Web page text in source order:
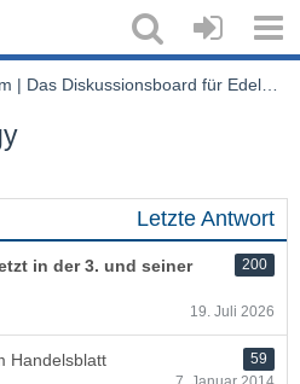
für Edelmetalle & Rohstoffe
Letzte Antwort
in der 3. und seiner
200
19. Juli 2026
Handelsblatt
59